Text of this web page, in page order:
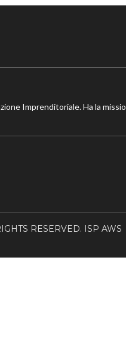
Imprenditoriale. Ha la
RESERVED. ISP AWS